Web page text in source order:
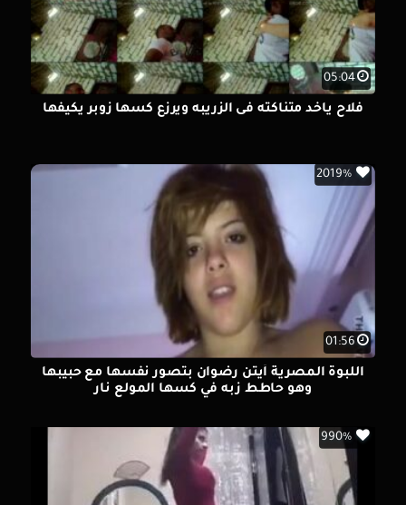
05:04
فلاح ياخد متناكته فى الزريبه ويرزع كسها زوبر يكيفها
01:56
2019%
اللبوة المصرية أيتن رضوان بتصور نفسها مع حبيبها
وهو حاطط زبه في كسها المولع نار
990%